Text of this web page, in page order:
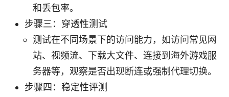
和丢包率。
步骤三：穿透性测试
测试在不同场景下的访问能力，如访问常见网
站、视频流、下载大文件、连接到海外游戏服
务器等，观察是否出现断连或强制代理切换。
步骤四：稳定性评测